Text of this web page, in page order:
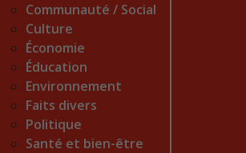
Communauté / Social
Culture
Économie
Éducation
Environnement
Faits divers
Politique
Santé et bien-être